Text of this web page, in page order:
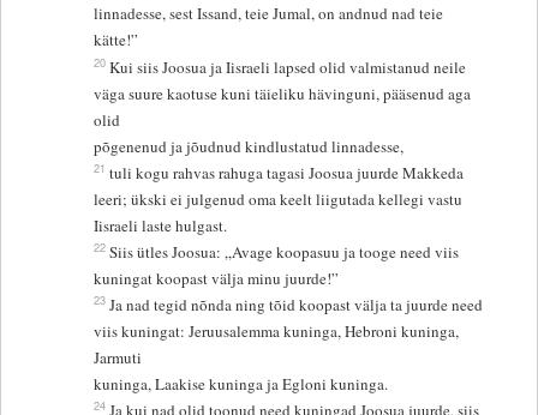
linnadesse, sest Issand, teie Jumal, on andnud nad teie
kätte!”
20 Kui siis Joosua ja Iisraeli lapsed olid valmistanud neile
väga suure kaotuse kuni täieliku hävinguni, pääsenud aga
olid
põgenenud ja jõudnud kindlustatud linnadesse,
21 tuli kogu rahvas rahuga tagasi Joosua juurde Makkeda
leeri; ükski ei julgenud oma keelt liigutada kellegi vastu
Iisraeli laste hulgast.
22 Siis ütles Joosua: „Avage koopasuu ja tooge need viis
kuningat koopast välja minu juurde!”
23 Ja nad tegid nõnda ning tõid koopast välja ta juurde need
viis kuningat: Jeruusalemma kuninga, Hebroni kuninga,
Jarmuti
kuninga, Laakise kuninga ja Egloni kuninga.
24 Ja kui nad olid toonud need kuningad Joosua juurde, siis